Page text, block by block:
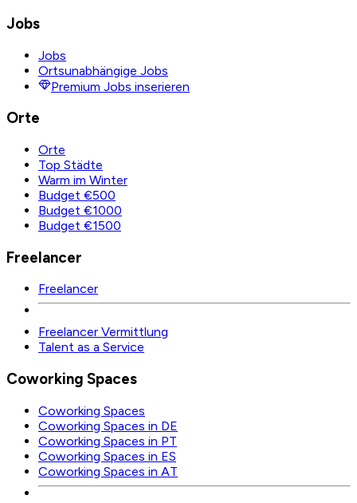
Jobs
Jobs
Ortsunabhängige Jobs
Premium Jobs inserieren
Orte
Orte
Top Städte
Warm im Winter
Budget €500
Budget €1000
Budget €1500
Freelancer
Freelancer
Freelancer Vermittlung
Talent as a Service
Coworking Spaces
Coworking Spaces
Coworking Spaces in DE
Coworking Spaces in PT
Coworking Spaces in ES
Coworking Spaces in AT